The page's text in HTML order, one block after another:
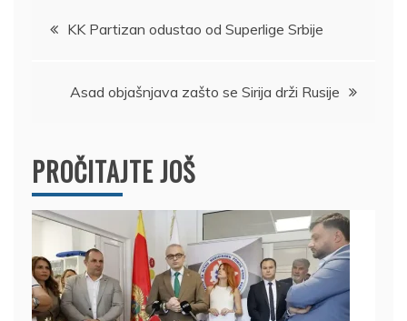
Kretanje
KK Partizan odustao od Superlige Srbije
Asad objašnjava zašto se Sirija drži Rusije
PROČITAJTE JOŠ